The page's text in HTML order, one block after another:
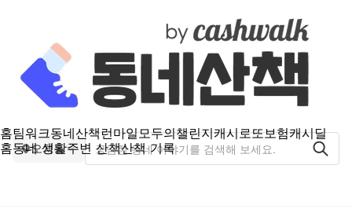
홈팀워크동네산책런마일모두의챌린지캐시로또보험캐시딜
홈동네 생활주변 산책산책 기록
오치동